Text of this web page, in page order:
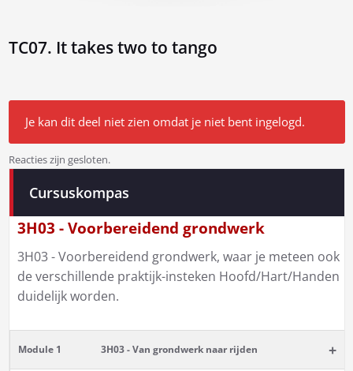
TC07. It takes two to tango
Je kan dit deel niet zien omdat je niet bent ingelogd.
Bericht
navigatie
Reacties zijn gesloten.
Cursuskompas
3H03 - Voorbereidend grondwerk
3H03 - Voorbereidend grondwerk, waar je meteen ook
de verschillende praktijk-insteken Hoofd/Hart/Handen
duidelijk worden.
Module 1 3H03 - Van grondwerk naar rijden +